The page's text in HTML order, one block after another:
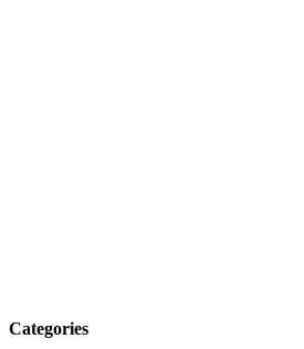
Categories